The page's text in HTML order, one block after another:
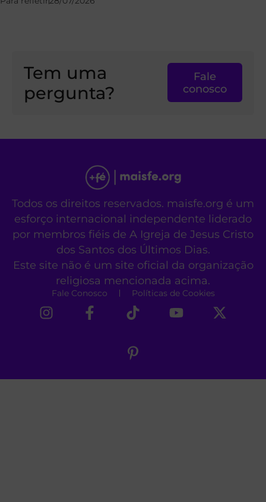
Tem uma
pergunta?
Fale
conosco
Todos os direitos reservados. maisfe.org é um
esforço internacional independente liderado
por membros fiéis de A Igreja de Jesus Cristo
dos Santos dos Últimos Dias.
Este site não é um site oficial da organização
religiosa mencionada acima.
Fale Conosco Políticas de Cookies